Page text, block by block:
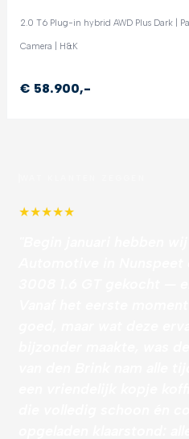
2.0 T6 Plug-in hybrid AWD Plus Dark |
Camera | H&K
€ 58.900,-
★★★★★